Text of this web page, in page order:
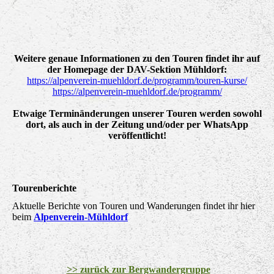
Tourenprogramm_2026_BWG-2
Weitere genaue Informationen zu den Touren findet ihr auf
der Homepage der DAV-Sektion Mühldorf:
https://alpenverein-muehldorf.de/programm/touren-kurse/
https://alpenverein-muehldorf.de/programm/
Etwaige Terminänderungen unserer Touren werden sowohl
dort, als auch in der Zeitung und/oder per WhatsApp
veröffentlicht!
Tourenberichte
Aktuelle Berichte von Touren und Wanderungen findet ihr hier
beim Alpenverein-Mühldorf
>> zurück zur Bergwandergruppe